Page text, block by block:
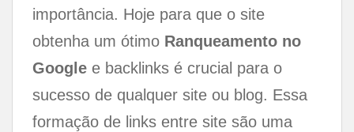
importância. Hoje para que o site
obtenha um ótimo Ranqueamento no
Google e backlinks é crucial para o
sucesso de qualquer site ou blog. Essa
formação de links entre site são uma